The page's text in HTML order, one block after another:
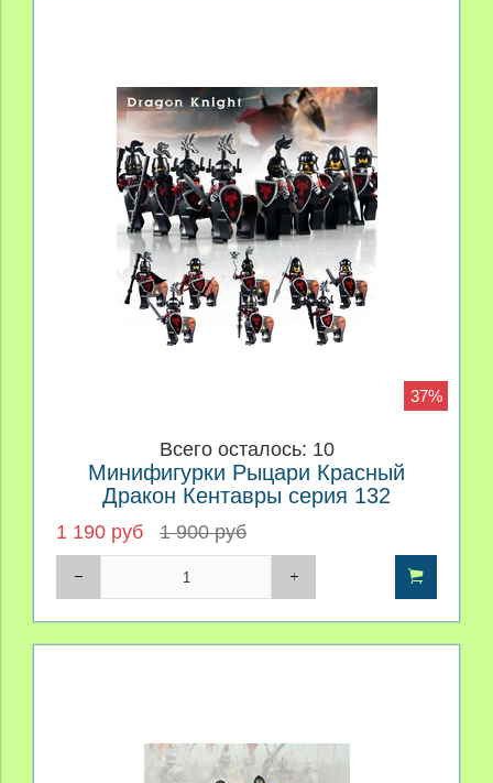
37%
Всего осталось: 10
Минифигурки Рыцари Красный
Дракон Кентавры серия 132
1 190 руб 1 900 руб